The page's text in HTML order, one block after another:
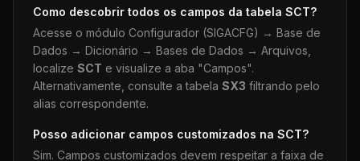
Como descobrir todos os campos da tabela SCT?
Acesse o módulo Configurador (SIGACFG) → Base de
Dados → Dicionário → Bases de Dados → Arquivos,
localize SCT e visualize a aba "Campos".
Alternativamente, consulte a tabela SX3 filtrando pelo
alias correspondente.
Posso adicionar campos customizados na SCT?
Sim. Campos customizados devem respeitar a faixa de